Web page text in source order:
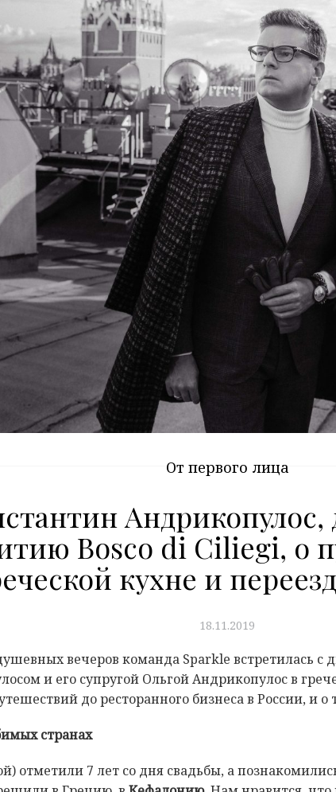
От первого лица
Андрикопулос,
Bosco di Ciliegi, о
кухне и
18.11.2019
вечеров команда Sparkle встретилась с
и его супругой Ольгой Андрикопулос в
до ресторанного бизнеса в России, и
странах
отметили 7 лет со дня свадьбы, а